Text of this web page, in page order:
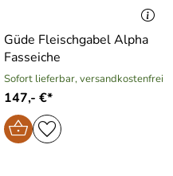
Güde Fleischgabel Alpha
Fasseiche
Sofort lieferbar, versandkostenfrei
147,- €*